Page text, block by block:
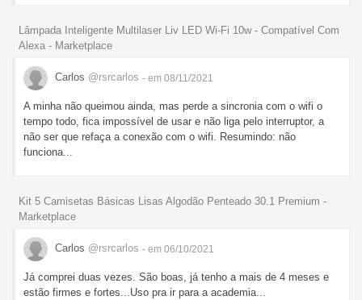
Lâmpada Inteligente Multilaser Liv LED Wi-Fi 10w - Compatível Com
Alexa - Marketplace
Carlos @rsrcarlos - em 08/11/2021
A minha não queimou ainda, mas perde a sincronia com o wifi o
tempo todo, fica impossível de usar e não liga pelo interruptor, a
não ser que refaça a conexão com o wifi. Resumindo: não
funciona...
Kit 5 Camisetas Básicas Lisas Algodão Penteado 30.1 Premium -
Marketplace
Carlos @rsrcarlos - em 06/10/2021
Já comprei duas vezes. São boas, já tenho a mais de 4 meses e
estão firmes e fortes...Uso pra ir para a academia...